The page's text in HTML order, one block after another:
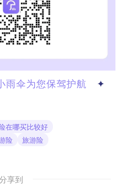
雨伞为您保驾护航 ✦
在哪买比较好
险 旅游险
享到